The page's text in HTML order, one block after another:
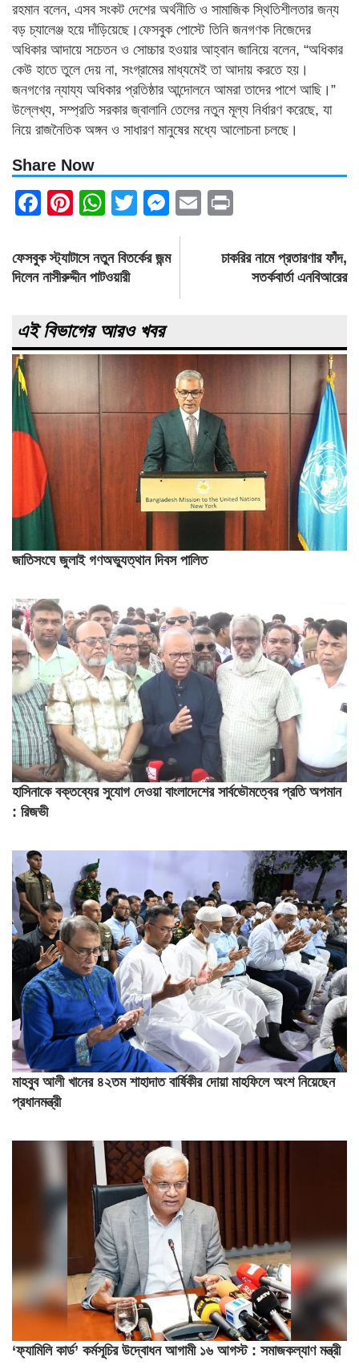
রহমান বলেন, এসব সংকট দেশের অর্থনীতি ও সামাজিক স্থিতিশীলতার জন্য
বড় চ্যালেঞ্জ হয়ে দাঁড়িয়েছে।ফেসবুক পোস্টে তিনি জনগণক নিজেদের
অধিকার আদায়ে সচেতন ও সোচ্চার হওয়ার আহ্বান জানিয়ে বলেন, “অধিকার
কেউ হাতে তুলে দেয় না, সংগ্রামের মাধ্যমেই তা আদায় করতে হয়।
জনগণের ন্যায্য অধিকার প্রতিষ্ঠার আন্দোলনে আমরা তাদের পাশে আছি।”
উল্লেখ্য, সম্প্রতি সরকার জ্বালানি তেলের নতুন মূল্য নির্ধারণ করেছে, যা
নিয়ে রাজনৈতিক অঙ্গন ও সাধারণ মানুষের মধ্যে আলোচনা চলছে।
Share Now
Facebook
Pinterest
WhatsApp
TwitterMessenger
Email
navigation
ফেসবুক স্ট্যাটাসে নতুন বিতর্কের জন্ম
দিলেন নাসীরুদ্দীন পাটওয়ারী
চাকরির নামে প্রতারণার ফাঁদ,
সতর্কবার্তা এনবিআরের
এই বিভাগের আরও খবর
জাতিসংঘে জুলাই গণঅভ্যুত্থান দিবস পালিত
হাসিনাকে বক্তব্যের সুযোগ দেওয়া বাংলাদেশের সার্বভৌমত্বের প্রতি অপমান
: রিজভী
মাহবুব আলী খানের ৪২তম শাহাদাত বার্ষিকীর দোয়া মাহফিলে অংশ নিয়েছেন
প্রধানমন্ত্রী
‘ফ্যামিলি কার্ড’ কর্মসূচির উদ্বোধন আগামী ১৬ আগস্ট : সমাজকল্যাণ মন্ত্রী